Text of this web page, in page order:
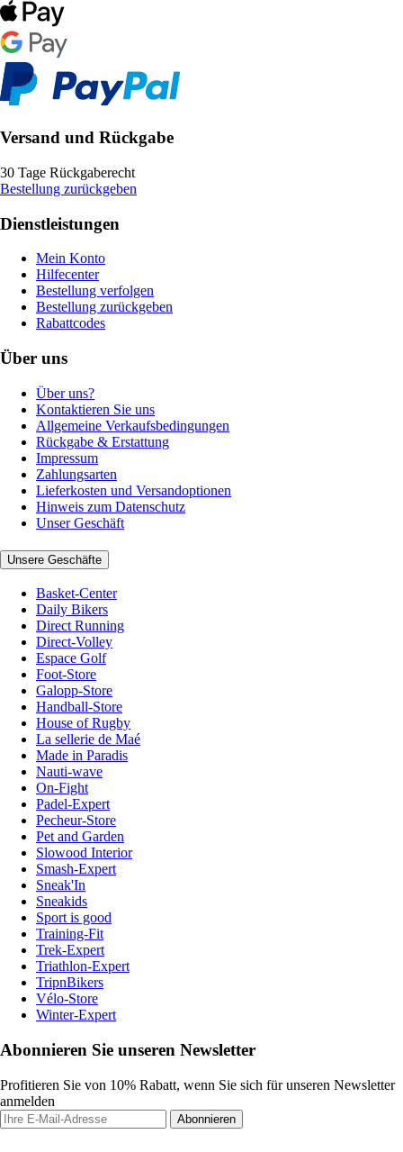
Versand und Rückgabe
30 Tage Rückgaberecht
Bestellung zurückgeben
Dienstleistungen
Mein Konto
Hilfecenter
Bestellung verfolgen
Bestellung zurückgeben
Rabattcodes
Über uns
Über uns?
Kontaktieren Sie uns
Allgemeine Verkaufsbedingungen
Rückgabe & Erstattung
Impressum
Zahlungsarten
Lieferkosten und Versandoptionen
Hinweis zum Datenschutz
Unser Geschäft
Unsere Geschäfte
Basket-Center
Daily Bikers
Direct Running
Direct-Volley
Espace Golf
Foot-Store
Galopp-Store
Handball-Store
House of Rugby
La sellerie de Maé
Made in Paradis
Nauti-wave
On-Fight
Padel-Expert
Pecheur-Store
Pet and Garden
Slowood Interior
Smash-Expert
Sneak'In
Sneakids
Sport is good
Training-Fit
Trek-Expert
Triathlon-Expert
TripnBikers
Vélo-Store
Winter-Expert
Abonnieren Sie unseren Newsletter
Profitieren Sie von 10% Rabatt, wenn Sie sich für unseren Newsletter
anmelden
Abonnieren